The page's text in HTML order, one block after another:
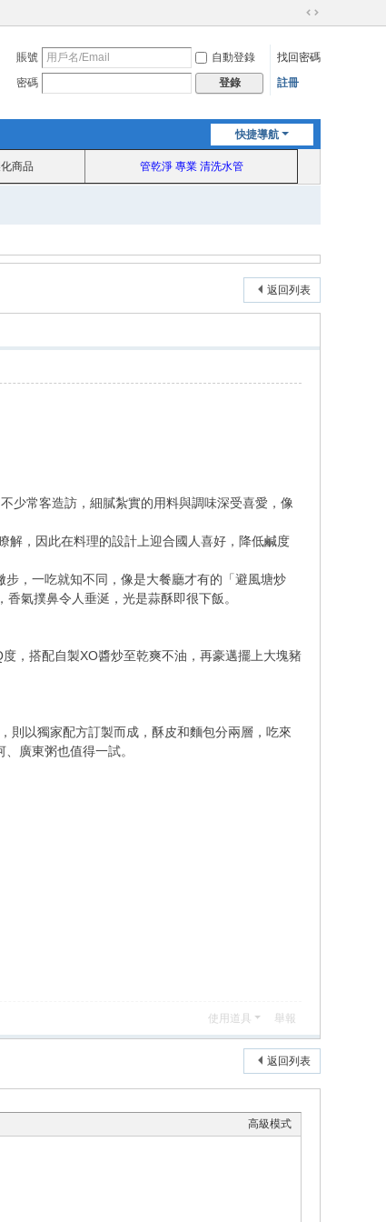
切
到
賬號 自動登錄
找回密碼
密碼
登錄 註冊
快捷導航
商品 管乾淨 專業 清洗水管
返回列表
少常客造訪，細膩紮實的用料與調味深受喜愛，像
解，因此在料理的設計上迎合國人喜好，降低鹹度
，一吃就知不同，像是大餐廳才有的「避風塘炒
氣撲鼻令人垂涎，光是蒜酥即很下飯。
，搭配自製XO醬炒至乾爽不油，再豪邁擺上大塊豬
則以獨家配方訂製而成，酥皮和麵包分兩層，吃來
廣東粥也值得一試。
使用道具 舉報
返回列表
高級模式